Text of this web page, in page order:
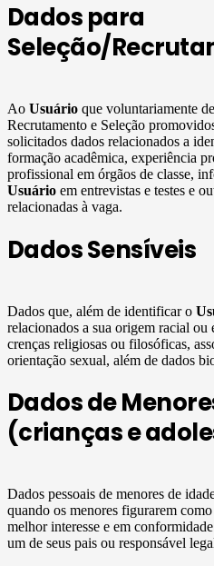
Dados para
Seleção/
Ao Usuário que voluntariamente
Recrutamento e Seleção
solicitados dados relacionados a
formação acadêmica, experiência
profissional em órgãos de classe,
Usuário em entrevistas e testes e
relacionadas à vaga.
Dados Sensíveis
Dados que, além de identificar o
relacionados a sua origem racial
crenças religiosas ou filosóficas,
orientação sexual, além de dados
Dados de
(crianças e
Dados pessoais de menores de
quando os menores figurarem
melhor interesse e em
um de seus pais ou responsável